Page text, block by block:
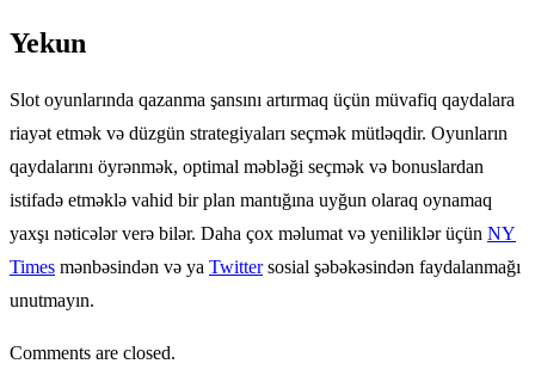
Yekun
Slot oyunlarında qazanma şansını artırmaq üçün müvafiq qaydalara
riayət etmək və düzgün strategiyaları seçmək mütləqdir. Oyunların
qaydalarını öyrənmək, optimal məbləği seçmək və bonuslardan
istifadə etməklə vahid bir plan mantığına uyğun olaraq oynamaq
yaxşı nəticələr verə bilər. Daha çox məlumat və yeniliklər üçün NY
Times mənbəsindən və ya Twittersosial şəbəkəsindən faydalanmağı
unutmayın.
Comments are closed.